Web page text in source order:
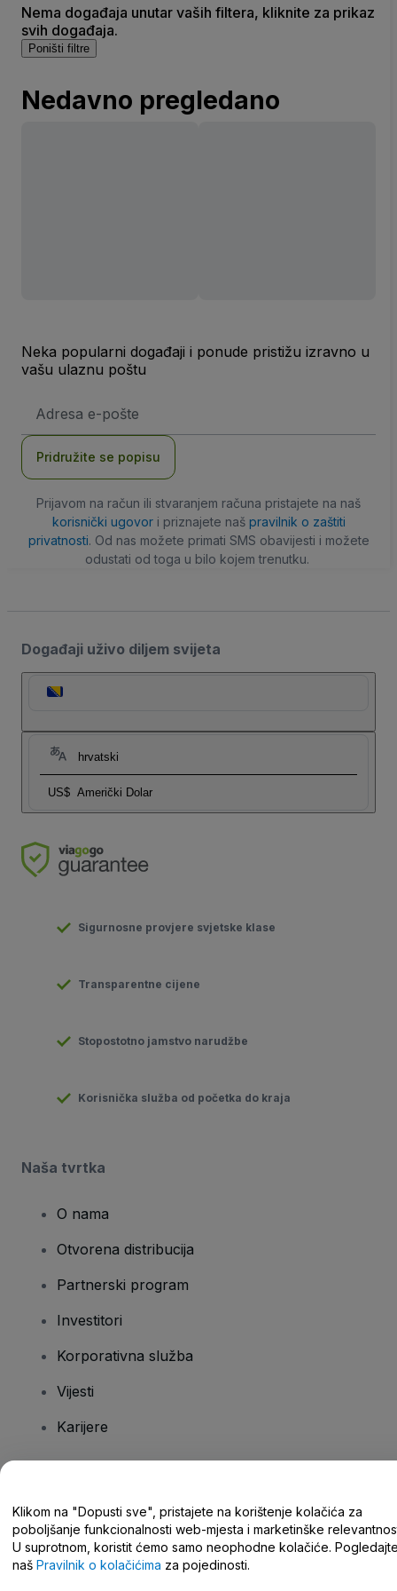
Nema događaja unutar vaših filtera, kliknite za prikaz
svih događaja.
Poništi filtre
Nedavno pregledano
Neka popularni događaji i ponude pristižu izravno u
vašu ulaznu poštu
mail
Pridružite se popisu
Prijavom na račun ili stvaranjem računa pristajete na naš
korisnički ugovori priznajete naš pravilnik o zaštiti
privatnosti. Od nas možete primati SMS obavijesti i možete
odustati od toga u bilo kojem trenutku.
Događaji uživo diljem svijeta
hrvatski
US$ Američki Dolar
Sigurnosne provjere svjetske klase
Transparentne cijene
Stopostotno jamstvo narudžbe
Korisnička služba od početka do kraja
Naša tvrtka
O nama
Otvorena distribucija
Partnerski program
Investitori
Korporativna služba
Vijesti
Karijere
Centar za pomoć/kontaktirajte nas
Klikom na "Dopusti sve", pristajete na korištenje kolačića za
poboljšanje funkcionalnosti web-mjesta i marketinške
U suprotnom, koristit ćemo samo neophodne kolačiće.
naš Pravilnik o kolačićima za pojedinosti.